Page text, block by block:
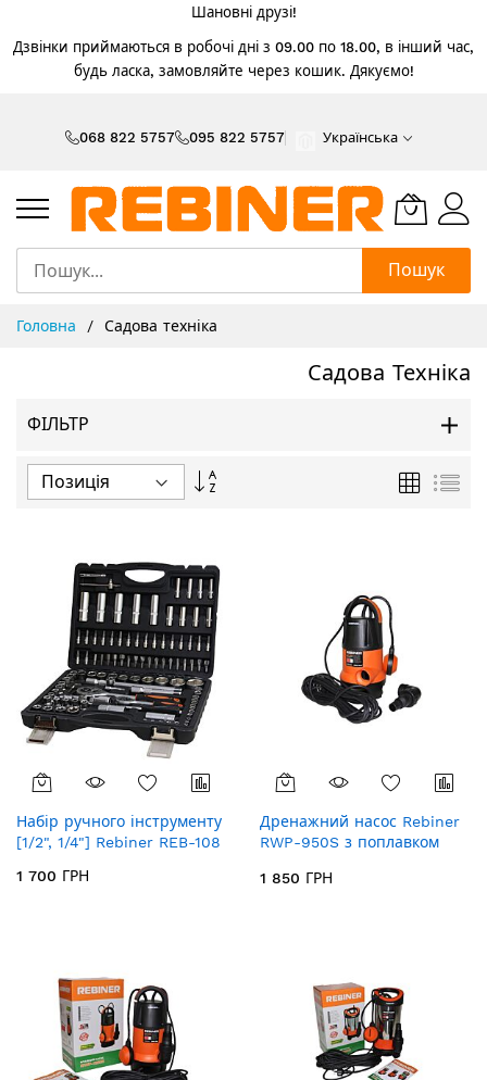
Шановні друзі!
Дзвінки приймаються в робочі дні з 09.00 по 18.00, в інший час,
будь ласка, замовляйте через кошик. Дякуємо!
068 822 5757 095 822 5757 Українська
Пошук
Головна Садова техніка
Садова Техніка
ФІЛЬТР
Сортувати
Таблиця
Набір ручного інструменту
[1/2", 1/4"] Rebiner REB-108
1 700 ГРН
Дренажний насос Rebiner
RWP-950S з поплавком
1 850 ГРН